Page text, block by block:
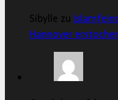
Sibylle zu
Hannover